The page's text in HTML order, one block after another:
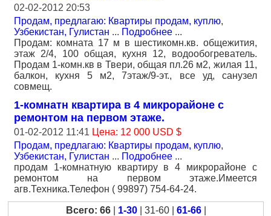
02-02-2012 20:53
Продам, предлагаю: Квартиры продам, куплю,
Узбекистан, Гулистан ... Подробнее ...
Продам: комната 17 м в шестикомн.кв. общежития,
этаж 2/4, 100 общая, кухня 12, водообогреватель.
Продам 1-комн.кв в Твери, общая пл.26 м2, жилая 11,
балкон, кухня 5 м2, 7этаж/9-эт., все уд, санузел
совмещ.
1-комнатн квартира в 4 микрорайоне с
ремонтом на первом этаже.
01-02-2012 11:41 Цена: 12 000 USD $
Продам, предлагаю: Квартиры продам, куплю,
Узбекистан, Гулистан ... Подробнее ...
продам 1-комнатную квартиру в 4 микрорайоне с
ремонтом на первом этаже.Имеется
агв.Техника.Телефон ( 99897) 754-64-24.
Всего: 66| 1-30| 31-60 | 61-66|